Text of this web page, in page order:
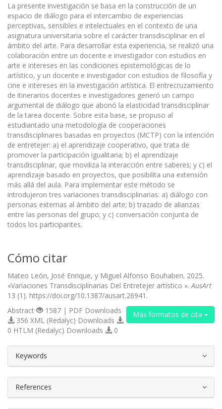
La presente investigación se basa en la construcción de un
espacio de diálogo para el intercambio de experiencias
perceptivas, sensibles e intelectuales en el contexto de una
asignatura universitaria sobre el carácter transdisciplinar en el
ámbito del arte. Para desarrollar esta experiencia, se realizó una
colaboración entre un docente e investigador con estudios en
arte e intereses en las condiciones epistemológicas de lo
artístico, y un docente e investigador con estudios de filosofía y
cine e intereses en la investigación artística. El entrecruzamiento
de itinerarios docentes e investigadores generó un campo
argumental de diálogo que abonó la elasticidad transdisciplinar
de la tarea docente. Sobre esta base, se propuso al
estudiantado una metodología de cooperaciones
transdisciplinares basadas en proyectos (MCTP) con la intención
de entretejer: a) el aprendizaje cooperativo, que trata de
promover la participación igualitaria; b) el aprendizaje
transdisciplinar, que moviliza la interacción entre saberes; y c) el
aprendizaje basado en proyectos, que posibilita una extensión
más allá del aula. Para implementar este método se
introdujeron tres variaciones transdisciplinarias: a) diálogo con
personas externas al ámbito del arte; b) trazado de alianzas
entre las personas del grupo; y c) conversación conjunta de
todos los participantes.
Cómo citar
Mateo León, José Enrique, y Miguel Alfonso Bouhaben. 2025.
«Variaciones Transdisciplinarias Del Entretejer artístico ».AusArt
13 (1). https://doi.org/10.1387/ausart.26941.
Más formatos de cita
Abstract
1587 | PDF Downloads
356 XML (Redalyc) Downloads
0 HTLM (Redalyc) Downloads
0
Keywords
References